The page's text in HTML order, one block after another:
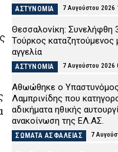
ΑΣΤΥΝΟΜΙΑ 7 Αυγούστου 2026
Θεσσαλονίκη: Συνελήφθη
Τούρκος καταζητούμενος
αγγελία
ΑΣΤΥΝΟΜΙΑ 7 Αυγούστου 2026
Αθωώθηκε ο Υπαστυνόμος
Λαμπρινίδης που
αδικήματα ηθικής
ανακοίνωση της ΕΛ.ΑΣ.
ΣΩΜΑΤΑ ΑΣΦΑΛΕΙΑΣ 7